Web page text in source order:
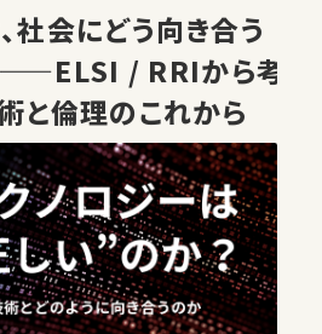
社会にどう向き合う
/ RRIから考
と倫理のこれから